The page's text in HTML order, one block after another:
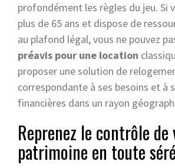
profondément les règles du jeu. Si
plus de 65 ans et dispose de
au plafond légal, vous ne pouvez
préavis pour une location
proposer une solution de
correspondante à ses besoins et à
financières dans un rayon
Reprenez le contrôle
patrimoine en toute